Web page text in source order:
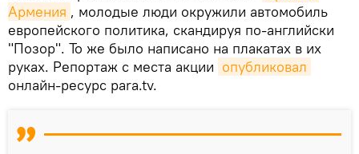
Армения , молодые люди окружили автомобиль
европейского политика, скандируя по-английски
"Позор". То же было написано на плакатах в их
руках. Репортаж с места акции опубликовал
онлайн-ресурс para.tv.